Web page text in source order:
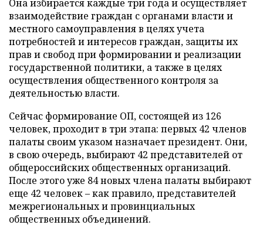
Она избирается каждые три года и осуществляет
взаимодействие граждан с органами власти и
местного самоуправления в целях учета
потребностей и интересов граждан, защиты их
прав и свобод при формировании и реализации
государственной политики, а также в целях
осуществления общественного контроля за
деятельностью власти.
Сейчас формирование ОП, состоящей из 126
человек, проходит в три этапа: первых 42 членов
палаты своим указом назначает президент. Они,
в свою очередь, выбирают 42 представителей от
общероссийских общественных организаций.
После этого уже 84 новых члена палаты выбирают
еще 42 человек – как правило, представителей
межрегиональных и провинциальных
общественных объединений.